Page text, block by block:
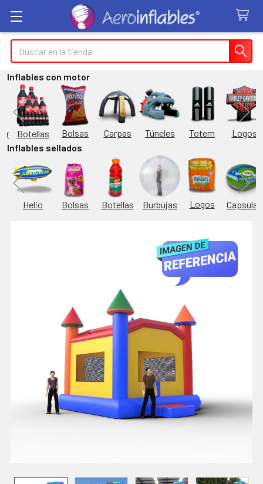
Buscar
Inflables con motor
Botellas Bolsas Carpas Túneles Totem
Logos
Inflables sellados
Helio Bolsas Botellas Burbujas Logos Capsulas